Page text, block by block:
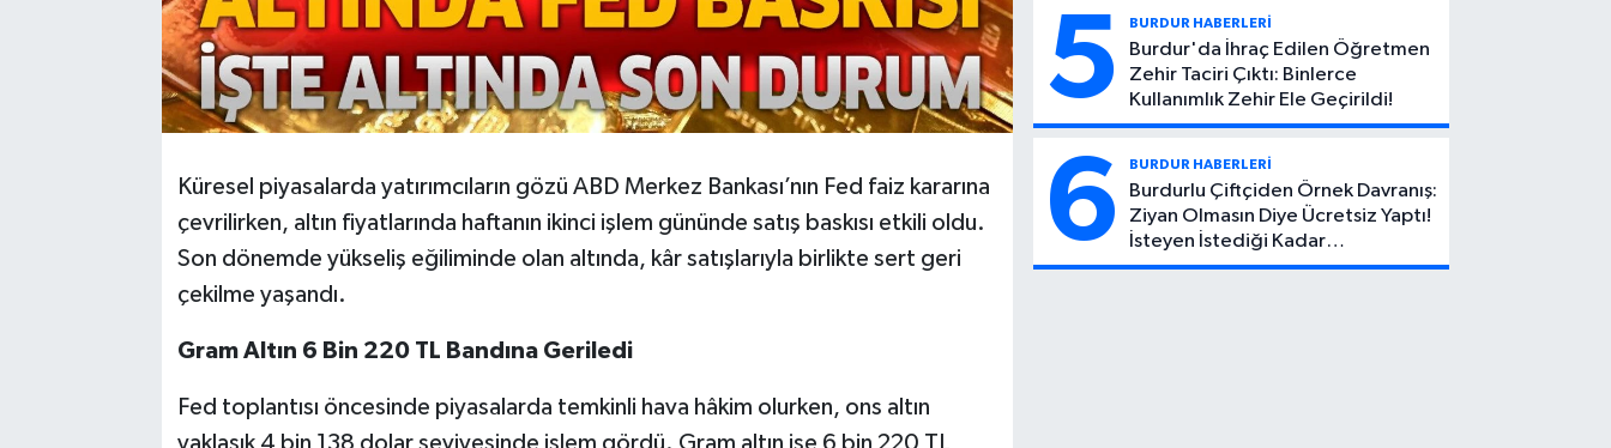
Küresel piyasalarda yatırımcıların gözü ABD Merkez Bankası’nın Fed faiz kararına
çevrilirken, altın fiyatlarında haftanın ikinci işlem gününde satış baskısı etkili oldu.
Son dönemde yükseliş eğiliminde olan altında, kâr satışlarıyla birlikte sert geri
çekilme yaşandı.
Gram Altın 6 Bin 220 TL Bandına Geriledi
Fed toplantısı öncesinde piyasalarda temkinli hava hâkim olurken, ons altın
yaklaşık 4 bin 138 dolar seviyesinde işlem gördü. Gram altın ise 6 bin 220 TL
Can Atıcı
Genç
Yaşta
Yaşamını
Yitirdi
Feci Kaza:
1 Ölü, 2
Yaralı
5 BURDUR HABERLERİ
Burdur'da İhraç Edilen Öğretmen
Zehir Taciri Çıktı: Binlerce
Kullanımlık Zehir Ele Geçirildi!
6 BURDUR HABERLERİ
Burdurlu Çiftçiden Örnek Davranış:
Ziyan Olmasın Diye Ücretsiz Yaptı!
İsteyen İstediği Kadar
Toplayabilecek